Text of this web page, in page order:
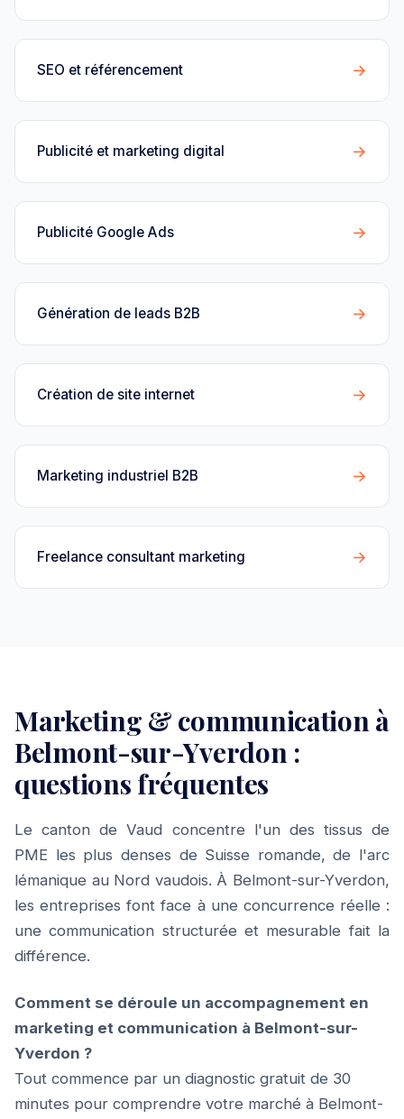
SEO et référencement →
Publicité et marketing digital →
Publicité Google Ads →
Génération de leads B2B →
Création de site internet →
Marketing industriel B2B →
Freelance consultant marketing →
Marketing & communication à
Belmont-sur-Yverdon :
questions fréquentes
Le canton de Vaud concentre l'un des tissus de
PME les plus denses de Suisse romande, de l'arc
lémanique au Nord vaudois. À Belmont-sur-Yverdon,
les entreprises font face à une concurrence réelle :
une communication structurée et mesurable fait la
différence.
Comment se déroule un accompagnement en
marketing et communication à Belmont-sur-
Yverdon ?
Tout commence par un diagnostic gratuit de 30
minutes pour comprendre votre marché à Belmont-